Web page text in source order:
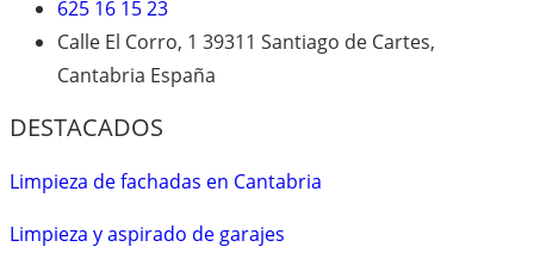
625 16 15 23
Calle El Corro, 1 39311 Santiago de Cartes,
Cantabria España
DESTACADOS
Limpieza de fachadas en Cantabria
Limpieza y aspirado de garajes